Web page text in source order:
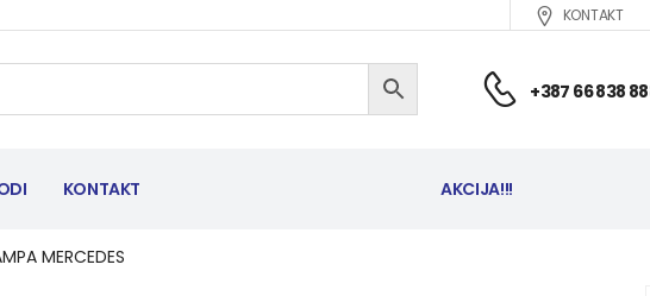
KONTAKT
+387 66 838
KONTAKT AKCIJA!!!
MERCEDES